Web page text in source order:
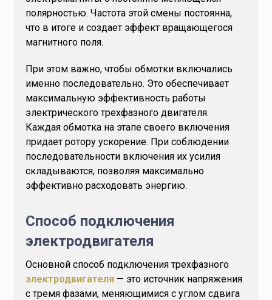
полярностью. Частота этой смены постоянна,
что в итоге и создает эффект вращающегося
магнитного поля.
При этом важно, чтобы обмотки включались
именно последовательно. Это обеспечивает
максимальную эффективность работы
электрического трехфазного двигателя.
Каждая обмотка на этапе своего включения
придает ротору ускорение. При соблюдении
последовательности включения их усилия
складываются, позволяя максимально
эффективно расходовать энергию.
Способ подключения
электродвигателя
Основной способ подключения трехфазного
электродвигателя — это источник напряжения
с тремя фазами, меняющимися с углом сдвига